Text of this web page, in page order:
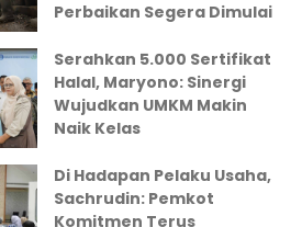
Perbaikan Segera Dimulai
Serahkan 5.000 Sertifikat
Halal, Maryono: Sinergi
Wujudkan UMKM Makin
Naik Kelas
Di Hadapan Pelaku Usaha,
Sachrudin: Pemkot
Komitmen Terus